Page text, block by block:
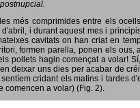
més comprimides entre els
i durant aquest mes i
cavitats on han criat en
formen parella, ponen els
pollets hagin començat a volar!
deixar uns dies per acabar de
cridant els matins i tardes
comencen a volar) (Fig. 2).